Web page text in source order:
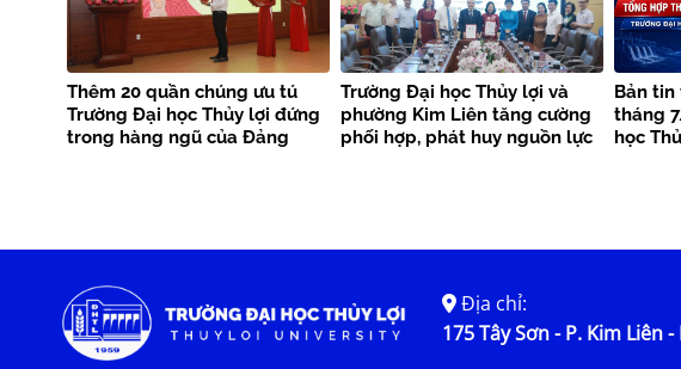
Thêm 20 quần chúng ưu tú
Trường Đại học Thủy lợi đứng
trong hàng ngũ của Đảng
Trường Đại học Thủy lợi và
phường Kim Liên tăng cường
phối hợp, phát huy nguồn lực
Bản tin
tháng
học
Địa chỉ:
175 Tây Sơn - P. Kim Liên